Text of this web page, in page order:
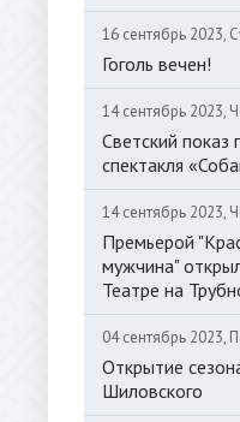
16 сентябрь 2023,
Гоголь вечен!
14 сентябрь 2023,
Светский показ
спектакля
14 сентябрь 2023,
Премьерой
мужчина"
Театре на
04 сентябрь 2023,
Открытие
Шиловского